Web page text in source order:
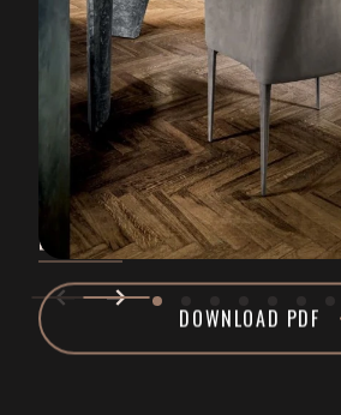
Door zijn esthetische uiterlijk perfect
Henge: De Zagg eetkamerstoel. Net als
design te danken aan Massimo Castagna.
bestaat uit massief hout en met metaal en
zithoogte van 45 cm en diepte van 60 cm
optimaal comfort. Geniet bijvoorbeeld van
een diner aan de Henge Ted tafel. Het fraaie
spitse vorm van het onderstel. Daarbij krijgt
een zacht karakter door stiksels waarmee
afgewerkt. Henge Zagg eetkamerstoel
LEES MEER
DOWNLOAD PDF